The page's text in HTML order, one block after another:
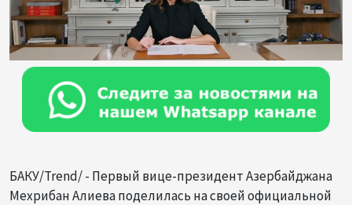
БАКУ/Trend/ - Первый вице-президент Азербайджана
Мехрибан Алиева поделилась на своей официальной